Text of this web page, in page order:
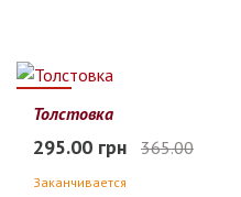
19%
Толстовка
295.00 грн 365.00
Заканчивается